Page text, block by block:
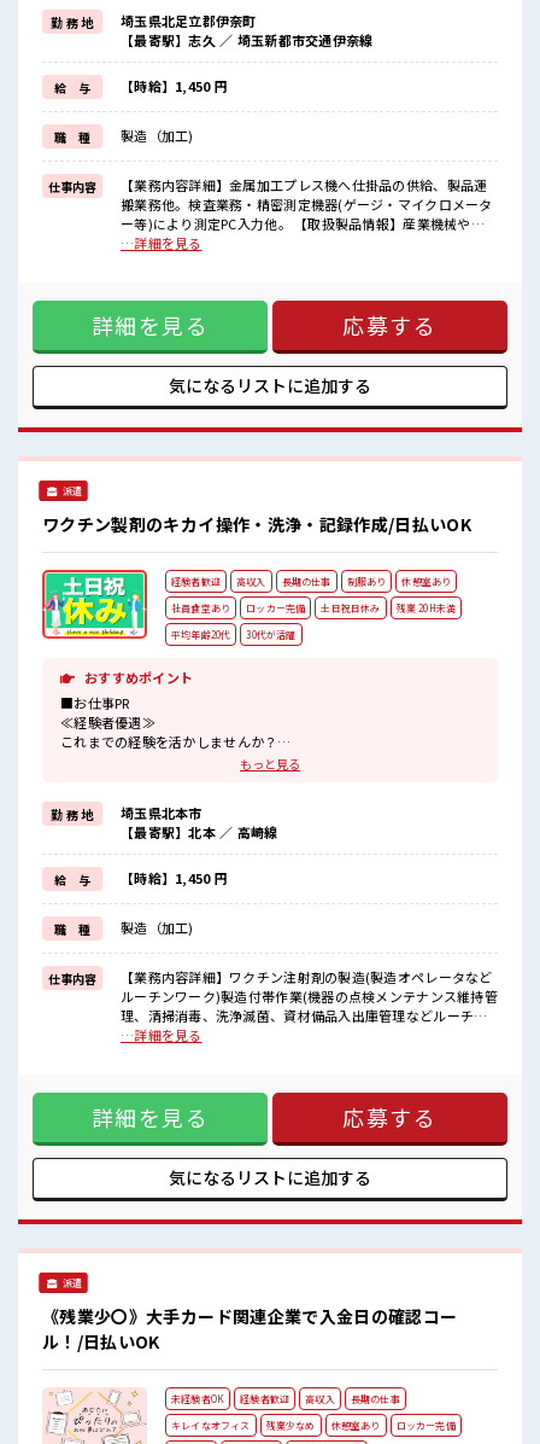
≪残業で収入アップ≫
高収入を希望される方にオススメ。
残業は月20時間以上あります♪
≪ラクラク制服アリ≫
制服があるので、
毎日の服装の悩み解消♪
≪収入アップを目指せる≫
高時給だらけの派遣のお仕事です！
■職場の雰囲気
20代の若い世代がたくさん活躍中の活気ある職場！
休憩時間にゆっくりできるスペース完備！
職場にはロッカー完備！
勤 務 地
埼玉県北足立郡伊奈町
【最寄駅】志久 ／ 埼玉新都市交通伊奈線
給 与 【時給】1,450 円
職 種 製造（加工)
仕事内容
【業務内容詳細】金属加工プレス機へ仕掛品の供給、製品運
搬業務他。検査業務・精密測定機器(ゲージ・マイクロメータ
ー等)により測定PC入力他。 【取扱製品情報】産業機械や自
動車など様々な工業製品に使用される歯車 ■お仕事PR ≪経験
で収入アップ≫ 高収入を希望される方にオススメ。 残業は月
20時間以上あります♪ ≪ラクラク制服アリ≫ 制服があるの
で、 毎日の服装の悩み解消♪ ≪収入アップを目指せる≫ 高時
給だらけの派遣のお仕事です！ ■職場の雰囲気 20代の若い世
代がたくさん活躍中の活気ある職場！ 休憩時間にゆっくりで
きるスペース完備！ 職場にはロッカー完備！ 私物の置きすぎ
…詳細を見る
詳細を見る 応募する
気になるリストに追加する
派遣
ワクチン製剤のキカイ操作・洗浄・記録作成/日払いOK
経験者歓迎 高収入 長期の仕事 制服あり
休憩室あり
社員食堂あり
ロッカー完備 土日祝日休み
残業 20H未満
平均年齢20代
30代が活躍
おすすめポイント
■お仕事PR
≪経験者優遇≫
これまでの経験を活かしませんか？
≪無理なくお給料に残業代を上乗せ≫
残業は月20時間未満で、
ほどよく稼げます♪
≪週休2日制≫
週末は家族や友人と一緒にプライベート満喫！
≪動きやすい制服アリ≫
制服があるので、
毎日の服装の悩み解消♪
≪様々なお仕事をご提案≫
一人で悩まず気軽に相談できる、
派遣のお仕事です！
■職場の雰囲気
持ち物が多いあなたにもぴったり☆
ロッカー付き職場♪
高収入もバッチリ目指せますよ！
もっと見る
勤 務 地
埼玉県北本市
【最寄駅】北本 ／ 高崎線
給 与 【時給】1,450 円
職 種 製造（加工)
仕事内容
【業務内容詳細】ワクチン注射剤の製造(製造オペレータなど
ルーチンワーク)製造付帯作業(機器の点検メンテナンス維持管
理、清掃消毒、洗浄滅菌、資材備品入出庫管理などルーチン
ワーク)製造記録、手順書案、依頼書など書類の作成【取扱製
け…という方もOK！ ≪無理なくお給料に残業代を上乗せ≫
残業は月20時間未満で、 ほどよく稼げます♪ ≪週休2日制≫
週末は家族や友人と一緒にプライベート満喫！ ≪動きやすい
制服アリ≫ 制服があるので、 毎日の服装の悩み解消♪ ≪様々
なお仕事をご提案≫ 一人で悩まず気軽に相談できる、 派遣の
お仕事です！ ■職場の雰囲気 20代活躍中のフレッシュな職場
なたにもぴったり☆ ロッカー付き職場♪ 高収入もバッチリ目
指せますよ！
…詳細を見る
詳細を見る 応募する
気になるリストに追加する
派遣
《残業少〇》大手カード関連企業で入金日の確認コー
ル！/日払いOK
未経験者OK 経験者歓迎 高収入
長期の仕事
キレイなオフィス
残業少なめ 休憩室あり
ロッカー完備